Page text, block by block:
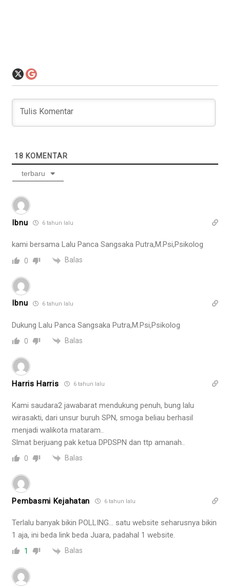
18 KOMENTAR
terbaru
Ibnu 6 tahun lalu
kami bersama Lalu Panca Sangsaka Putra,M.Psi,Psikolog
0 Balas
Ibnu 6 tahun lalu
Dukung Lalu Panca Sangsaka Putra,M.Psi,Psikolog
0 Balas
Harris Harris 6 tahun lalu
Kami saudara2 jawabarat mendukung penuh, bung lalu
wirasakti, dari unsur buruh SPN, smoga beliau berhasil
menjadi walikota mataram..
Slmat berjuang pak ketua DPDSPN dan ttp amanah..
0 Balas
Pembasmi Kejahatan 6 tahun lalu
Terlalu banyak bikin POLLING… satu website seharusnya bikin
1 aja, ini beda link beda Juara, padahal 1 website.
1 Balas